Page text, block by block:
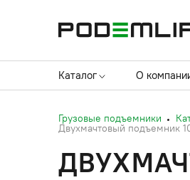
Каталог О
Грузовые подъемники
Двухмачтовый подъемник